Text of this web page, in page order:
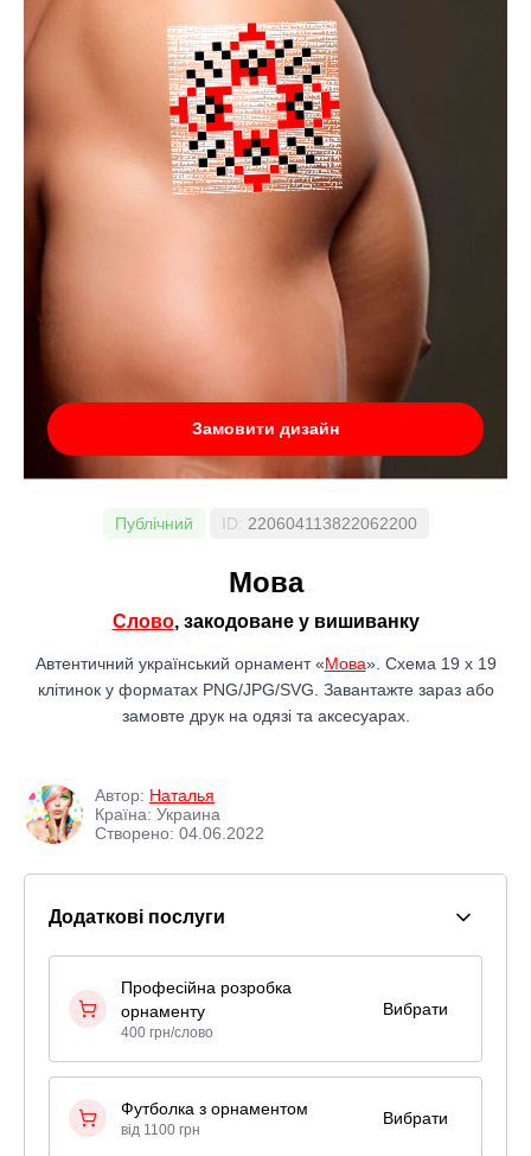
Замовити дизайн
Публічний ID: 220604113822062200
Мова
Слово, закодоване у вишиванку
Автентичний український орнамент «Мова». Схема 19 x 19
клітинок у форматах PNG/JPG/SVG. Завантажте зараз або
замовте друк на одязі та аксесуарах.
Автор: Наталья
Країна: Украина
Створено: 04.06.2022
Додаткові послуги
Професійна розробка
орнаменту
400 грн/слово
Вибрати
Футболка з орнаментом
від 1100 грн
Вибрати